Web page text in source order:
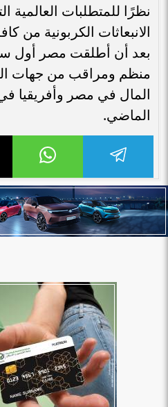
نظرًا للمتطلبات العالمية
الانبعاثات الكربونية من
بعد أن أطلقت مصر أول
منظم ومراقب من جهات
المال في مصر
الماضي.